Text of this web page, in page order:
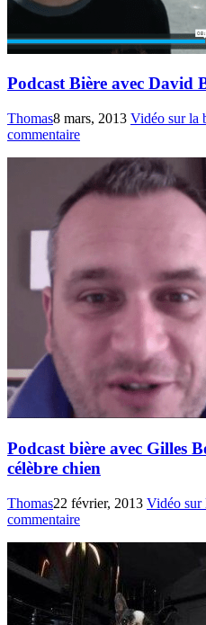
Podcast Bière avec David
Thomas8 mars, 2013 Vidéo sur la
commentaire
Podcast bière avec Gilles
célèbre chien
Thomas22 février, 2013 Vidéo sur
commentaire